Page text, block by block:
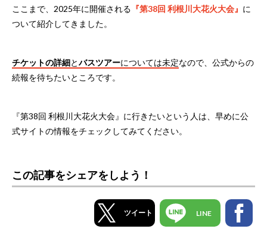
ここまで、2025年に開催される 『第38回 利根川大花火大会』 に
ついて紹介してきました。
チケットの詳細とバスツアーについては未定なので、公式からの
続報を待ちたいところです。
『第38回 利根川大花火大会』に行きたいという人は、早めに公
式サイトの情報をチェックしてみてください。
この記事をシェアをしよう！
ツイート LINE